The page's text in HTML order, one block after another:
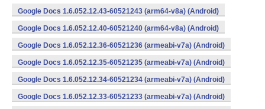
Google Docs 1.6.052.12.43-60521243 (arm64-v8a) (Android)
Google Docs 1.6.052.12.40-60521240 (arm64-v8a) (Android)
Google Docs 1.6.052.12.36-60521236 (armeabi-v7a) (Android)
Google Docs 1.6.052.12.35-60521235 (armeabi-v7a) (Android)
Google Docs 1.6.052.12.34-60521234 (armeabi-v7a) (Android)
Google Docs 1.6.052.12.33-60521233 (armeabi-v7a) (Android)